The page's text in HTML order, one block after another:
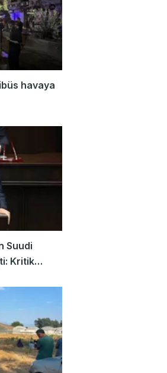
havaya
Suudi
Kritik